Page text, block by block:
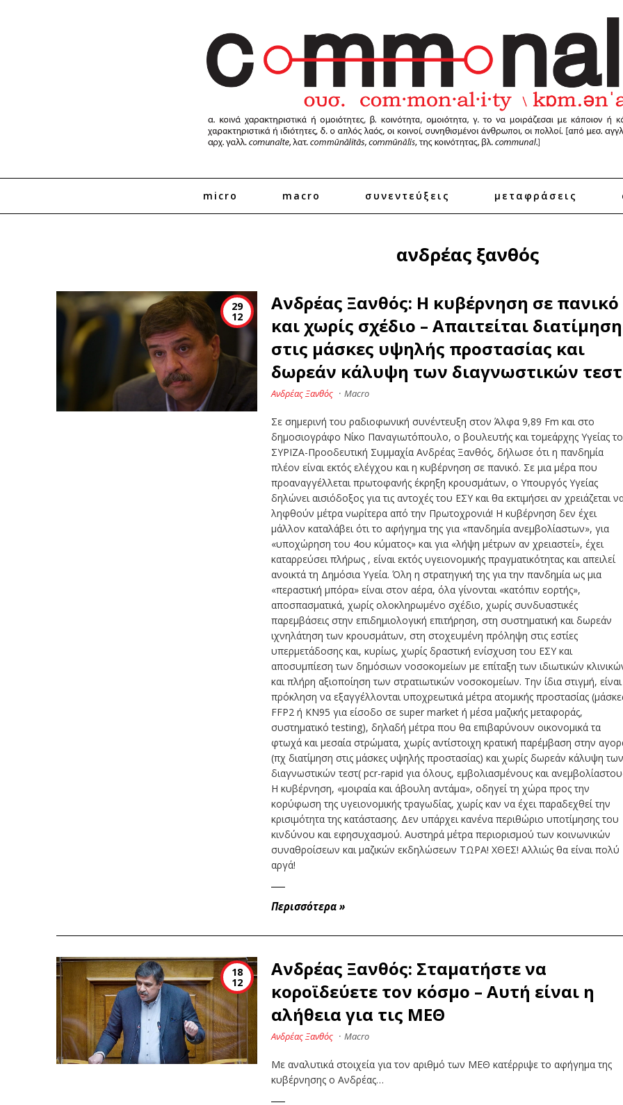
micro macro συνεντεύξεις μεταφράσεις
ανδρέας ξανθός
29
12
Ανδρέας Ξανθός: Η κυβέρνηση σε πανικό
και χωρίς σχέδιο – Απαιτείται διατίμηση
στις μάσκες υψηλής προστασίας και
δωρεάν κάλυψη των διαγνωστικών τεστ
Ανδρέας Ξανθός · Macro
Σε σημερινή του ραδιοφωνική συνέντευξη στον Άλφα 9,89 Fm και στο
δημοσιογράφο Νίκο Παναγιωτόπουλο, ο βουλευτής και τομεάρχης Υγείας
ΣΥΡΙΖΑ-Προοδευτική Συμμαχία Ανδρέας Ξανθός, δήλωσε ότι η πανδημία
πλέον είναι εκτός ελέγχου και η κυβέρνηση σε πανικό. Σε μια μέρα που
προαναγγέλλεται πρωτοφανής έκρηξη κρουσμάτων, ο Υπουργός Υγείας
δηλώνει αισιόδοξος για τις αντοχές του ΕΣΥ και θα εκτιμήσει αν χρειάζεται
ληφθούν μέτρα νωρίτερα από την Πρωτοχρονιά! Η κυβέρνηση δεν έχει
μάλλον καταλάβει ότι το αφήγημα της για «πανδημία ανεμβολίαστων», για
«υποχώρηση του 4ου κύματος» και για «λήψη μέτρων αν χρειαστεί», έχει
καταρρεύσει πλήρως , είναι εκτός υγειονομικής πραγματικότητας και απειλεί
ανοικτά τη Δημόσια Υγεία. Όλη η στρατηγική της για την πανδημία ως μια
«περαστική μπόρα» είναι στον αέρα, όλα γίνονται «κατόπιν εορτής»,
αποσπασματικά, χωρίς ολοκληρωμένο σχέδιο, χωρίς συνδυαστικές
παρεμβάσεις στην επιδημιολογική επιτήρηση, στη συστηματική και δωρεάν
ιχνηλάτηση των κρουσμάτων, στη στοχευμένη πρόληψη στις εστίες
υπερμετάδοσης και, κυρίως, χωρίς δραστική ενίσχυση του ΕΣΥ και
αποσυμπίεση των δημόσιων νοσοκομείων με επίταξη των ιδιωτικών
και πλήρη αξιοποίηση των στρατιωτικών νοσοκομείων. Την ίδια στιγμή, είναι
πρόκληση να εξαγγέλλονται υποχρεωτικά μέτρα ατομικής προστασίας
FFP2 ή ΚΝ95 για είσοδο σε super market ή μέσα μαζικής μεταφοράς,
συστηματικό testing), δηλαδή μέτρα που θα επιβαρύνουν οικονομικά τα
φτωχά και μεσαία στρώματα, χωρίς αντίστοιχη κρατική παρέμβαση στην
(πχ διατίμηση στις μάσκες υψηλής προστασίας) και χωρίς δωρεάν κάλυψη
διαγνωστικών τεστ( pcr-rapid για όλους, εμβολιασμένους και
Η κυβέρνηση, «μοιραία και άβουλη αντάμα», οδηγεί τη χώρα προς την
κορύφωση της υγειονομικής τραγωδίας, χωρίς καν να έχει παραδεχθεί την
κρισιμότητα της κατάστασης. Δεν υπάρχει κανένα περιθώριο υποτίμησης του
κινδύνου και εφησυχασμού. Αυστηρά μέτρα περιορισμού των κοινωνικών
συναθροίσεων και μαζικών εκδηλώσεων ΤΩΡΑ! ΧΘΕΣ! Αλλιώς θα είναι πολύ
αργά!
Περισσότερα»
18
12
Ανδρέας Ξανθός: Σταματήστε να
κοροϊδεύετε τον κόσμο – Αυτή είναι η
αλήθεια για τις ΜΕΘ
Ανδρέας Ξανθός · Macro
Με αναλυτικά στοιχεία για τον αριθμό των ΜΕΘ κατέρριψε το αφήγημα της
κυβέρνησης ο Ανδρέας…